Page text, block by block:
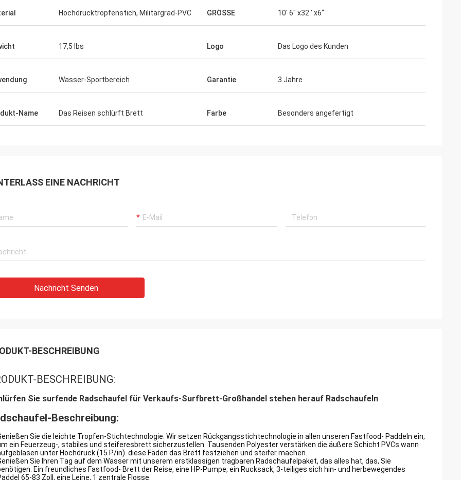
Hochdrucktropfenstich, Militärgrad-PVC GRÖSSE 10' 6" x32 ' x6“
17,5 lbs Logo Das Logo des Kunden
Wasser-Sportbereich Garantie 3 Jahre
Name Das Reisen schlürft Brett Farbe Besonders angefertigt
EINE NACHRICHT
Nachricht Senden
BESCHREIBUNG
BESCHREIBUNG:
Sie surfende Radschaufel für Verkaufs-Surfbrett-Großhandel stehen herauf Radschaufeln
Beschreibung:
Sie die leichte Tropfen-Stichtechnologie: Wir setzen Rückgangsstichtechnologie in allen unseren Fastfood- Paddeln ein,
ein Feuerzeug-, stabiles und steiferesbrett sicherzustellen. Tausenden Polyester verstärken die äußere Schicht PVCs wann
unter Hochdruck (15 P/in). diese Fäden das Brett festziehen und steifer machen.
Sie Ihren Tag auf dem Wasser mit unserem erstklassigen tragbaren Radschaufelpaket, das alles hat, das, Sie
Ein freundliches Fastfood- Brett der Reise, eine HP-Pumpe, ein Rucksack, 3-teiliges sich hin- und herbewegendes
65-83 Zoll, eine Leine, 1 zentrale Flosse.